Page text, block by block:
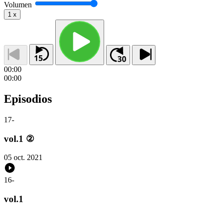
Volumen
1 x
00:00
00:00
Episodios
17-
vol.1 ②
05 oct. 2021
16-
vol.1